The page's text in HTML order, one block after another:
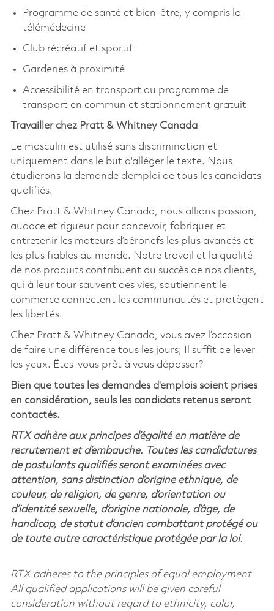
Programme de santé et bien-être, y compris la
télémédecine
Club récréatif et sportif
Garderies à proximité
Accessibilité en transport ou programme de
transport en commun et stationnement gratuit
Travailler chez Pratt & Whitney Canada
Le masculin est utilisé sans discrimination et
uniquement dans le but d'alléger le texte. Nous
étudierons la demande d’emploi de tous les candidats
qualifiés.
Chez Pratt & Whitney Canada, nous allions passion,
audace et rigueur pour concevoir, fabriquer et
entretenir les moteurs d’aéronefs les plus avancés et
les plus fiables au monde. Notre travail et la qualité
de nos produits contribuent au succès de nos clients,
qui à leur tour sauvent des vies, soutiennent le
commerce connectent les communautés et protègent
les libertés.
Chez Pratt & Whitney Canada, vous avez l’occasion
de faire une différence tous les jours; Il suffit de lever
les yeux. Êtes-vous prêt à vous dépasser?
Bien que toutes les demandes d'emplois soient prises
en considération, seuls les candidats retenus seront
contactés.
RTX adhère aux principes d’égalité en matière de
recrutement et d’embauche. Toutes les candidatures
de postulants qualifiés seront examinées avec
attention, sans distinction d’origine ethnique, de
couleur, de religion, de genre, d’orientation ou
d’identité sexuelle, d’origine nationale, d’âge, de
handicap, de statut d’ancien combattant protégé ou
de toute autre caractéristique protégée par la loi.
RTX adheres to the principles of equal employment.
All qualified applications will be given careful
consideration without regard to ethnicity, color,